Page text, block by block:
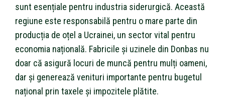
sunt esențiale pentru industria siderurgică. Această
regiune este responsabilă pentru o mare parte din
producția de oțel a Ucrainei, un sector vital pentru
economia națională. Fabricile și uzinele din Donbas nu
doar că asigură locuri de muncă pentru mulți oameni,
dar și generează venituri importante pentru bugetul
național prin taxele și impozitele plătite.